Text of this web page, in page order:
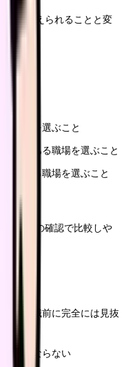
も、変えられることと変
法人を選ぶこと
みがある職場を選ぶこと
ている職場を選ぶこと
ぶこと
社経由の確認で比較しや
は入職前に完全には見抜
ロにはならない